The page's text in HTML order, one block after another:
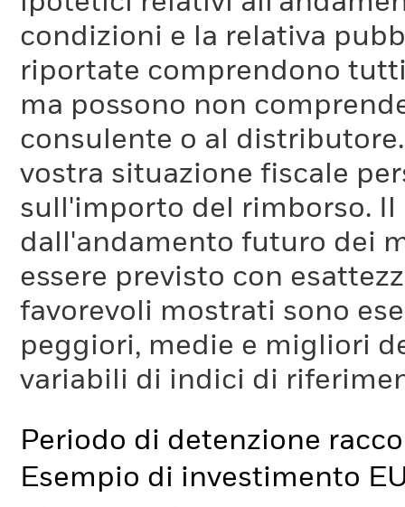
condizioni e la relativa
riportate comprendono
ma possono non
consulente o al
vostra situazione fiscale
sull'importo del rimborso.
dall'andamento futuro dei
essere previsto con
favorevoli mostrati sono
peggiori, medie e migliori
variabili di indici di
Periodo di detenzione
Esempio di investimento